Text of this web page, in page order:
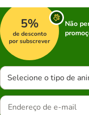
5%
de desconto
por subscrever
Não
Selecione o tipo de